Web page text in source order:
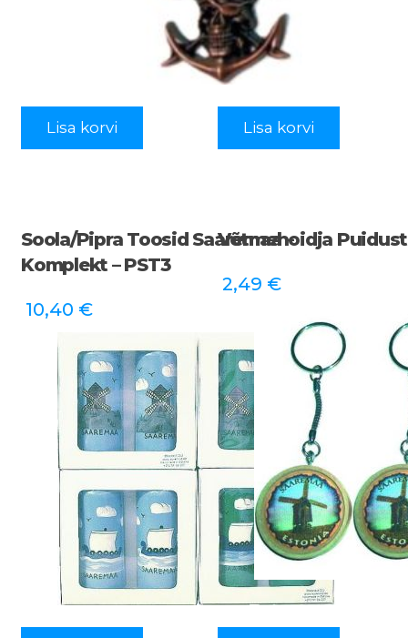
Lisa korvi Lisa korvi
Soola/pipra Toosid Saaremaa –
Komplekt – PST3
10,40 €
Võtmehoidja Puidust
2,49 €